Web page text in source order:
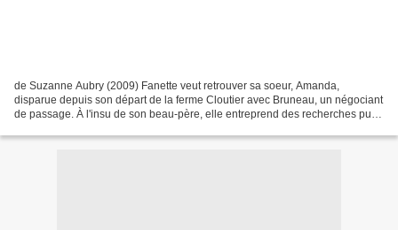
de Suzanne Aubry (2009) Fanette veut retrouver sa soeur, Amanda,
disparue depuis son départ de la ferme Cloutier avec Bruneau, un négociant
de passage. À l'insu de son beau-père, elle entreprend des recherches puis,